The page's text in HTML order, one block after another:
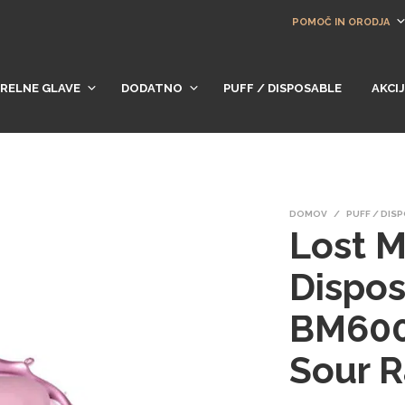
POMOČ IN ORODJA
GLAVE DODATNO PUFF / DISPOSABLE
DOMOV / PUFF /
Lost
Sour